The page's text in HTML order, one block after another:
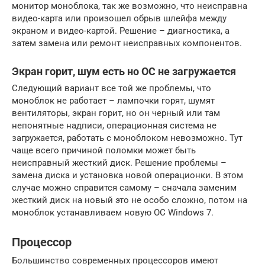
монитор моноблока, так же возможно, что неисправна
видео-карта или произошел обрыв шлейфа между
экраном и видео-картой. Решение – диагностика, а
затем замена или ремонт неисправных компонентов.
Экран горит, шум есть но ОС не загружается
Следующий вариант все той же проблемы, что
моноблок не работает – лампочки горят, шумят
вентиляторы, экран горит, но он черный или там
непонятные надписи, операционная система не
загружается, работать с моноблоком невозможно. Тут
чаще всего причиной поломки может быть
неисправный жесткий диск. Решение проблемы –
замена диска и установка новой операционки. В этом
случае можно справится самому – сначала заменим
жесткий диск на новый это не особо сложно, потом на
моноблок устанавливаем новую ОС Windows 7.
Процессор
Большинство современных процессоров имеют